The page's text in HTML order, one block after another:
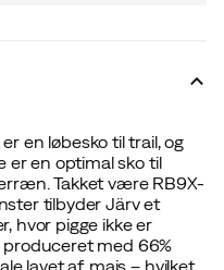
en løbesko til trail, og
er en optimal sko til
Takket være RB9X-
tilbyder Järv et
hvor pigge ikke er
produceret med 66%
lavet af majs – hvilket